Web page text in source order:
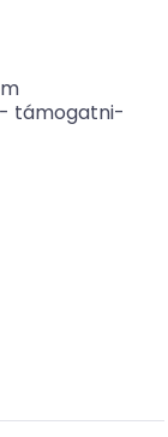
támogatni-